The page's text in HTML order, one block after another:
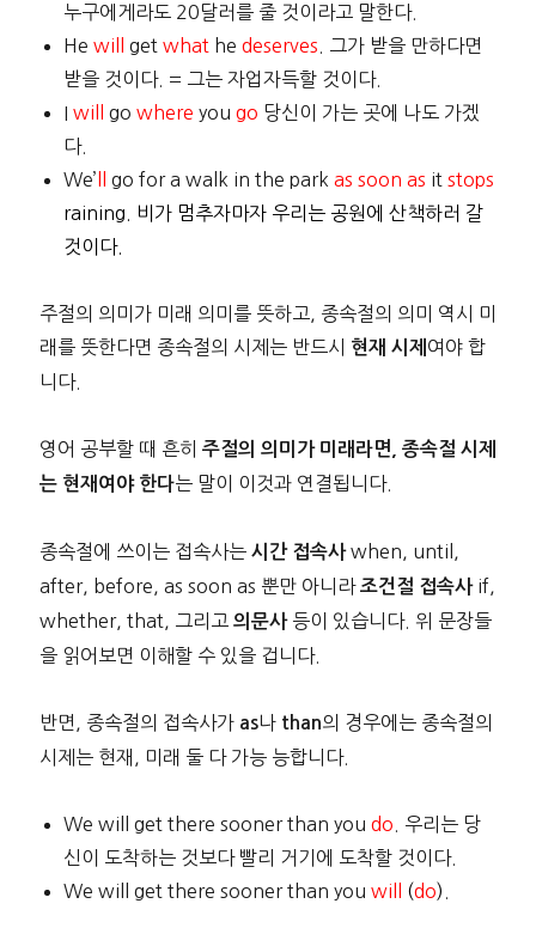
누구에게라도 20달러를 줄 것이라고 말한다.
He will get what he deserves . 그가 받을 만하다면
받을 것이다. = 그는 자업자득할 것이다.
I will go where you go 당신이 가는 곳에 나도 가겠
다.
We’
go for a walk in the park as soon as it stops
raining. 비가 멈추자마자 우리는 공원에 산책하러 갈
것이다.
주절의 의미가 미래 의미를 뜻하고, 종속절의 의미 역시 미
래를 뜻한다면 종속절의 시제는 반드시
현재 시제 여야 합
니다.
영어 공부할 때 흔히 주절의 의미가 미래라면, 종속절 시제
는 현재여야 한다는 말이 이것과 연결됩니다.
종속절에 쓰이는 접속사는 시간 접속사when, until,
after, before, as soon as 뿐만 아니라조건절 접속사if,
whether, that, 그리고 의문사등이 있습니다. 위 문장들
을 읽어보면 이해할 수 있을 겁니다.
반면, 종속절의 접속사가 as나 than의 경우에는 종속절의
시제는 현재, 미래 둘 다 가능 능합니다.
We will get there sooner than you do . 우리는 당
신이 도착하는 것보다 빨리 거기에 도착할 것이다.
We will get there sooner than you will (do)